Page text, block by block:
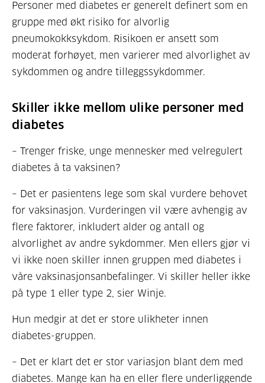
Personer med diabetes er generelt definert som en
gruppe med økt risiko for alvorlig
pneumokokksykdom. Risikoen er ansett som
moderat forhøyet, men varierer med alvorlighet av
sykdommen og andre tilleggssykdommer.
Skiller ikke mellom ulike personer med
diabetes
– Trenger friske, unge mennesker med velregulert
diabetes å ta vaksinen?
– Det er pasientens lege som skal vurdere behovet
for vaksinasjon. Vurderingen vil være avhengig av
flere faktorer, inkludert alder og antall og
alvorlighet av andre sykdommer. Men ellers gjør vi
vi ikke noen skiller innen gruppen med diabetes i
våre vaksinasjonsanbefalinger. Vi skiller heller ikke
på type 1 eller type 2, sier Winje.
Hun medgir at det er store ulikheter innen
diabetes-gruppen.
– Det er klart det er stor variasjon blant dem med
diabetes. Mange kan ha en eller flere underliggende